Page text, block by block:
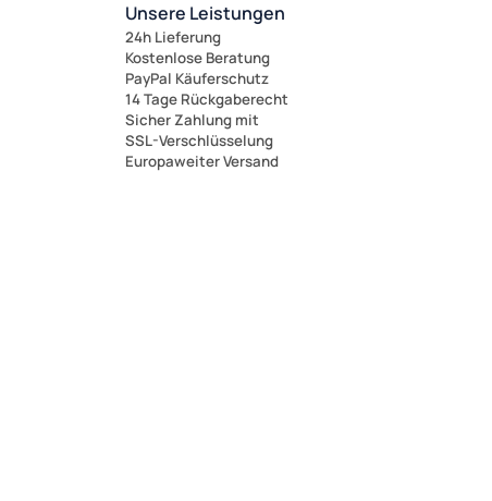
Unsere Leistungen
24h Lieferung
Kostenlose Beratung
PayPal Käuferschutz
14 Tage Rückgaberecht
Sicher Zahlung mit
SSL-Verschlüsselung
Europaweiter Versand